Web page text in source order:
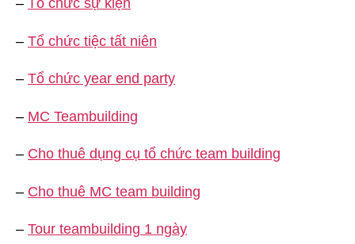
– Tổ chức sự kiện
– Tổ chức tiệc tất niên
– Tổ chức year end party
– MC Teambuilding
– Cho thuê dụng cụ tổ chức team building
– Cho thuê MC team building
– Tour teambuilding 1 ngày